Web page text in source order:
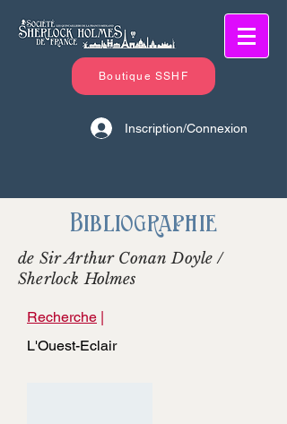
Boutique SSHF
Inscription/Connexion
Bibliographie
de Sir Arthur Conan Doyle /
Sherlock Holmes
Recherche |
L'Ouest-Eclair